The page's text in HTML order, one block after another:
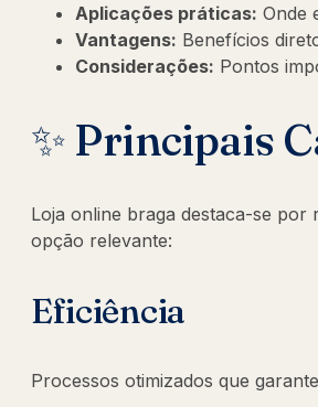
Aplicações práticas: Onde
Vantagens: Benefícios
Considerações: Pontos
✨ Principais
Loja online braga destaca-se
opção relevante:
Eficiência
Processos otimizados que